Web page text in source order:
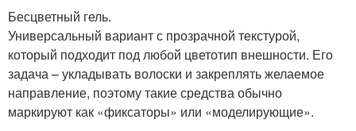
Бесцветный гель.
Универсальный вариант с прозрачной текстурой,
который подходит под любой цветотип внешности. Его
задача – укладывать волоски и закреплять желаемое
направление, поэтому такие средства обычно
маркируют как «фиксаторы» или «моделирующие».